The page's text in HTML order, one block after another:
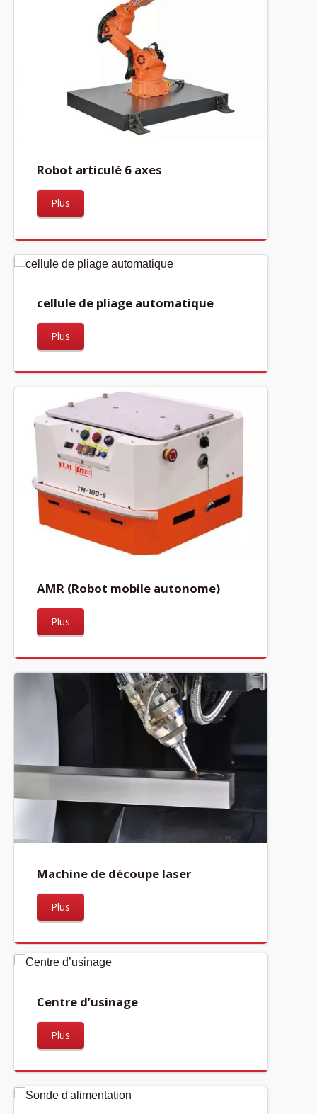
Robot articulé 6 axes
Plus
cellule de pliage automatique
Plus
AMR (Robot mobile autonome)
Plus
Machine de découpe laser
Plus
Centre d’usinage
Plus